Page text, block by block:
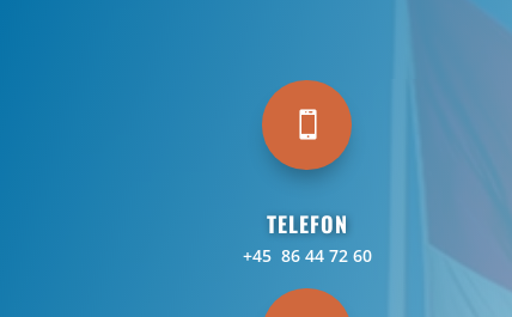

TELEFON
+45 86 44 72 60